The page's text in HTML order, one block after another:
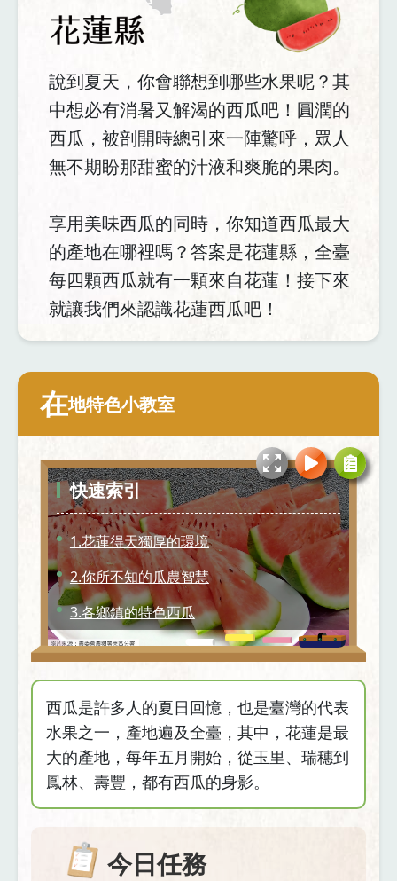
說到夏天，你會聯想到哪些水果呢？其
中想必有消暑又解渴的西瓜吧！圓潤的
西瓜，被剖開時總引來一陣驚呼，眾人
無不期盼那甜蜜的汁液和爽脆的果肉。
享用美味西瓜的同時，你知道西瓜最大
的產地在哪裡嗎？答案是花蓮縣，全臺
每四顆西瓜就有一顆來自花蓮！接下來
就讓我們來認識花蓮西瓜吧！
在地特色小教室
快速索引
1.花蓮得天獨厚的環境
2.你所不知的瓜農智慧
3.各鄉鎮的特色西瓜
4.花蓮西瓜的滋味
西瓜是許多人的夏日回憶，也是臺灣的代表
水果之一，產地遍及全臺，其中，花蓮是最
大的產地，每年五月開始，從玉里、瑞穗到
鳳林、壽豐，都有西瓜的身影。
今日任務